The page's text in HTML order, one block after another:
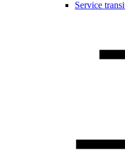
Service